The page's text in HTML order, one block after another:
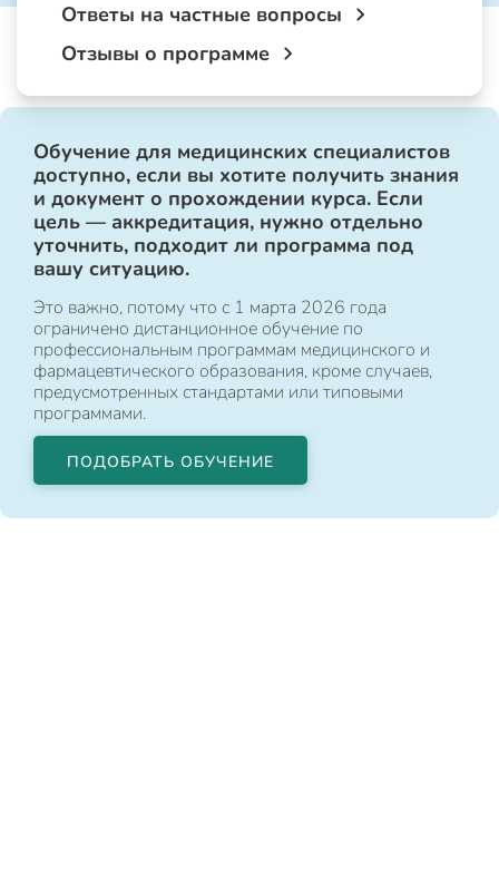
Ответы на частные вопросы
Отзывы о программе
Обучение для медицинских специалистов
доступно, если вы хотите получить знания
и документ о прохождении курса. Если
цель — аккредитация, нужно отдельно
уточнить, подходит ли программа под
вашу ситуацию.
Это важно, потому что с 1 марта 2026 года
ограничено дистанционное обучение по
профессиональным программам медицинского и
фармацевтического образования, кроме случаев,
предусмотренных стандартами или типовыми
программами.
ПОДОБРАТЬ ОБУЧЕНИЕ